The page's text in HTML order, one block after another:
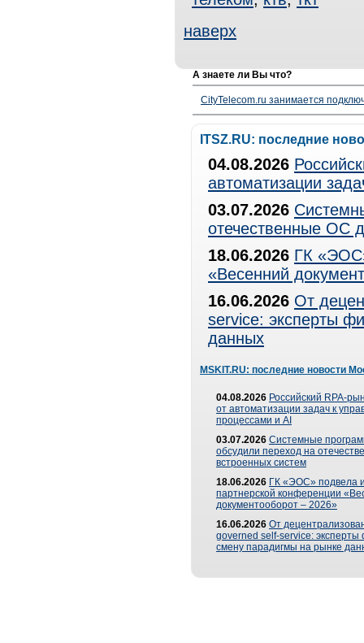
наверх
А знаете ли Вы что?
CityTelecom.ru занимается
ITSZ.RU: последние
04.08.2026
автоматизации
03.07.2026
отечественные ОС
18.06.2026 ГК
«Весенний
16.06.2026 От
service: эксперты
данных
MSKIT.RU: последние новости
04.08.2026 Российский RPA-
от автоматизации задач к
процессами и AI
03.07.2026 Системные
обсудили переход на
встроенных систем
18.06.2026 ГК «ЭОС» подвела
партнерской конференции
документооборот – 2026»
16.06.2026 От
governed self-service: эксперты
смену парадигмы на рынке